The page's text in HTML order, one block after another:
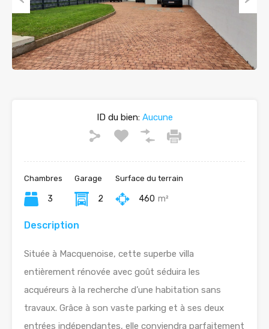
Previous
ID du bien:Aucune
Chambres
3
Garage
2
Surface du terrain
460 m²
Description
Située à Macquenoise, cette superbe villa
entièrement rénovée avec goût séduira les
acquéreurs à la recherche d’une habitation sans
travaux. Grâce à son vaste parking et à ses deux
entrées indépendantes, elle conviendra parfaitement